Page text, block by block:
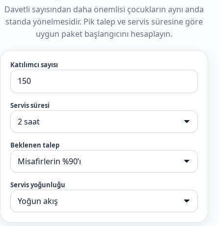
Davetli sayısından daha önemlisi çocukların aynı anda
standa yönelmesidir. Pik talep ve servis süresine göre
uygun paket başlangıcını hesaplayın.
Katılımcı sayısı
Servis süresi
Beklenen talep
Servis yoğunluğu